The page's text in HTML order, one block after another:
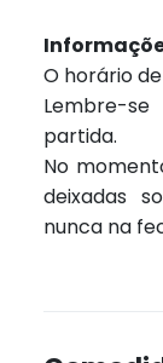
O horário de
Lembre-
partida.
No
deixadas
nunca na